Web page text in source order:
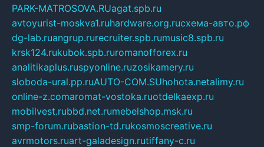
PARK-MATROSOVA.RUagat.spb.ru
avtoyurist-moskva1.ruhardware.org.ruсхема-авто.рф
dg-lab.ruangrup.rurecruiter.spb.rumusic8.spb.ru
krsk124.rukubok.spb.ruromanofforex.ru
analitikaplus.ruspyonline.ruzosikamery.ru
sloboda-ural.pp.ruAUTO-COM.SUhohota.netalimy.ru
online-z.comaromat-vostoka.ruotdelkaexp.ru
mobilvest.rubbd.net.rumebelshop.msk.ru
smp-forum.rubastion-td.rukosmoscreative.ru
avrmotors.ruart-galadesign.rutiffany-c.ru